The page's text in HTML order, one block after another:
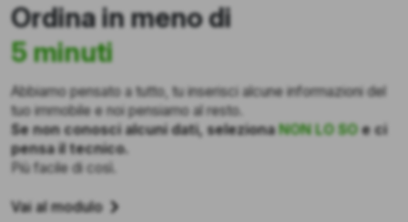
Ordina in meno di
5 minuti
Abbiamo pensato a tutto, tu inserisci alcune informazioni del
tuo immobile e noi pensiamo al resto.
Se non conosci alcuni dati, selezionaNON LO SOe ci
pensa il tecnico.
Più facile di così.
Vai al modulo